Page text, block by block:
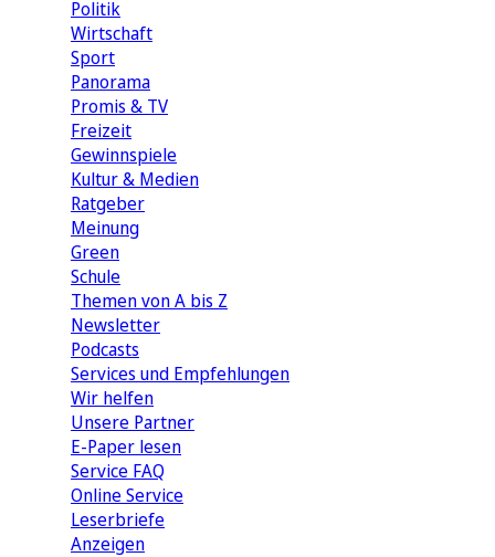
Politik
Wirtschaft
Sport
Panorama
Promis & TV
Freizeit
Gewinnspiele
Kultur & Medien
Ratgeber
Meinung
Green
Schule
Themen von A bis Z
Newsletter
Podcasts
Services und Empfehlungen
Wir helfen
Unsere Partner
E-Paper lesen
Service FAQ
Online Service
Leserbriefe
Anzeigen